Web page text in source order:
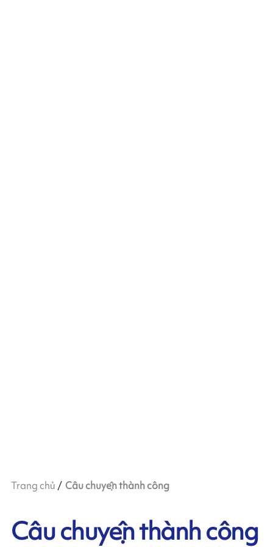
Trang chủ Câu chuyện thành công
Câu chuyện thành công